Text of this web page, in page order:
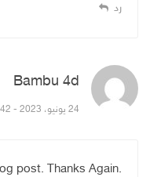
رد
Bambu 4d
24 يونيو، 2023 - 2:42 ص
post. Thanks Again.